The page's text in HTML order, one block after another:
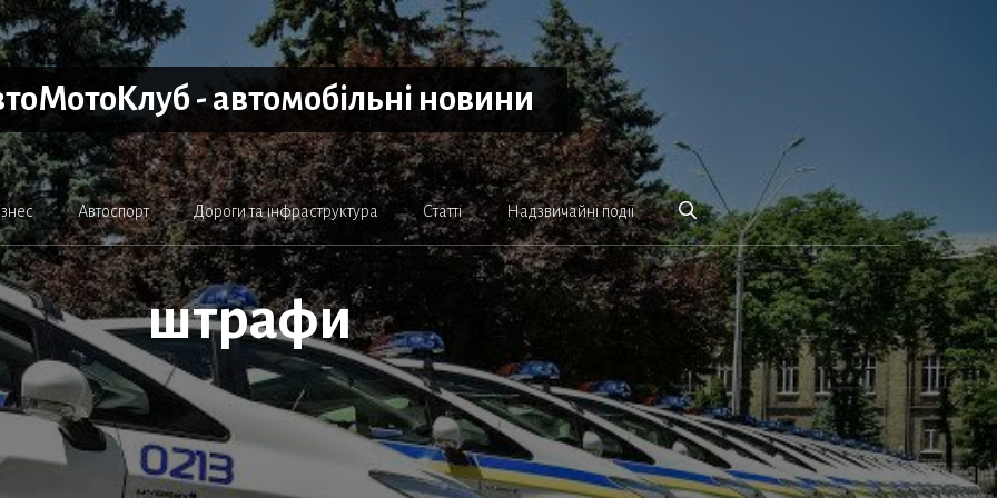
- автомобільні новини
Автоспорт Дороги та інфраструктура Статті Надзвичайні події
штрафи